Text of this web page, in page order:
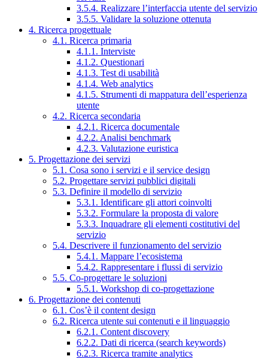
3.5.4. Realizzare l’interfaccia utente del servizio
3.5.5. Validare la soluzione ottenuta
4. Ricerca progettuale
4.1. Ricerca primaria
4.1.1. Interviste
4.1.2. Questionari
4.1.3. Test di usabilità
4.1.4. Web analytics
4.1.5. Strumenti di mappatura dell’esperienza
utente
4.2. Ricerca secondaria
4.2.1. Ricerca documentale
4.2.2. Analisi benchmark
4.2.3. Valutazione euristica
5. Progettazione dei servizi
5.1. Cosa sono i servizi e il service design
5.2. Progettare servizi pubblici digitali
5.3. Definire il modello di servizio
5.3.1. Identificare gli attori coinvolti
5.3.2. Formulare la proposta di valore
5.3.3. Inquadrare gli elementi costitutivi del
servizio
5.4. Descrivere il funzionamento del servizio
5.4.1. Mappare l’ecosistema
5.4.2. Rappresentare i flussi di servizio
5.5. Co-progettare le soluzioni
5.5.1. Workshop di co-progettazione
6. Progettazione dei contenuti
6.1. Cos’è il content design
6.2. Ricerca utente sui contenuti e il linguaggio
6.2.1. Content discovery
6.2.2. Dati di ricerca (search keywords)
6.2.3. Ricerca tramite analytics